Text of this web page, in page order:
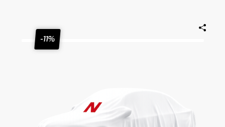
-11%